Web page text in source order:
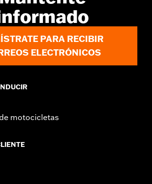
PARA RECIBIR
ELECTRÓNICOS
motocicletas